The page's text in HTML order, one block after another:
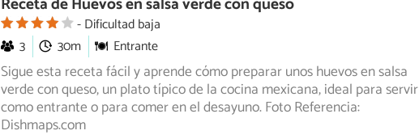
Dificultad baja
3
30m Entrante
Sigue esta receta fácil y aprende cómo preparar unos huevos en salsa
verde con queso, un plato típico de la cocina mexicana, ideal para servir
como entrante o para comer en el desayuno. Foto Referencia:
Dishmaps.com